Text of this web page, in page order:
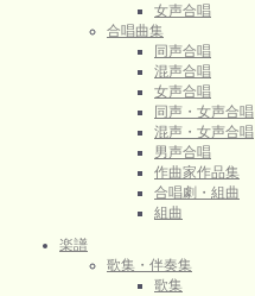
女声合唱
合唱曲集
同声合唱
混声合唱
女声合唱
同声・女声合唱
混声・女声合唱
男声合唱
作曲家作品集
合唱劇・組曲
組曲
楽譜
歌集・伴奏集
歌集